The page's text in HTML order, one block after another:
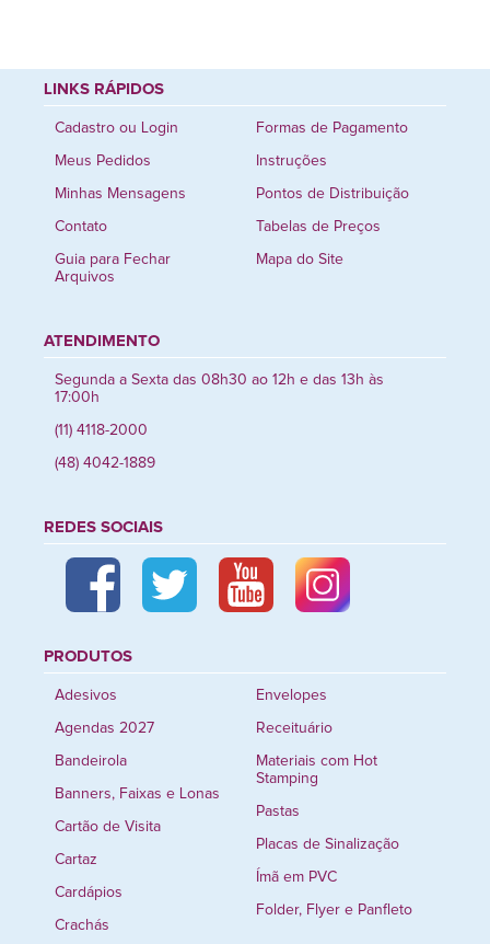
LINKS RÁPIDOS
Cadastro ou Login
Meus Pedidos
Minhas Mensagens
Contato
Guia para Fechar
Arquivos
Formas de Pagamento
Instruções
Pontos de Distribuição
Tabelas de Preços
Mapa do Site
ATENDIMENTO
Segunda a Sexta das 08h30 ao 12h e das 13h às
17:00h
(11) 4118-2000
(48) 4042-1889
REDES SOCIAIS
PRODUTOS
Adesivos
Agendas 2027
Bandeirola
Banners, Faixas e Lonas
Cartão de Visita
Cartaz
Cardápios
Crachás
Envelopes
Receituário
Materiais com Hot
Stamping
Pastas
Placas de Sinalização
Ímã em PVC
Folder, Flyer e Panfleto